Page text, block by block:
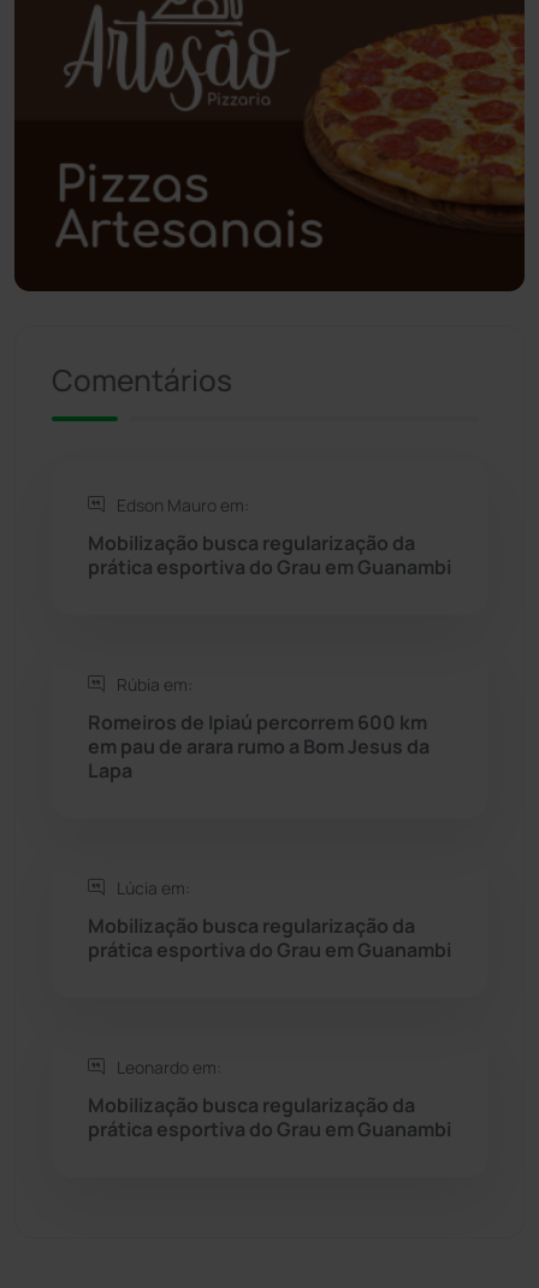
Poções (182)
Polícia Civil (55)
Polícia Militar (27)
Política (03)
Presidente Jânio Qu... (125)
Rio de Contas
Rio do Antônio
Rio do Pires (97)
Seabra
Sebastião Laranjeiras
Sudoeste Baiano
Tanhaçu (425)
Comentários
Edson Mauro em:
Mobilização busca regularização da
prática esportiva do Grau em Guanambi
Rúbia em:
Romeiros de Ipiaú percorrem 600 km
em pau de arara rumo a Bom Jesus da
Lapa
Lúcia em:
Mobilização busca regularização da
prática esportiva do Grau em Guanambi
Leonardo em:
Mobilização busca regularização da
prática esportiva do Grau em Guanambi